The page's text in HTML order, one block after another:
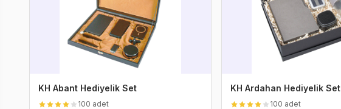
KH Abant Hediyelik Set
100 adet
KH Ardahan Hediyelik Set
100 adet